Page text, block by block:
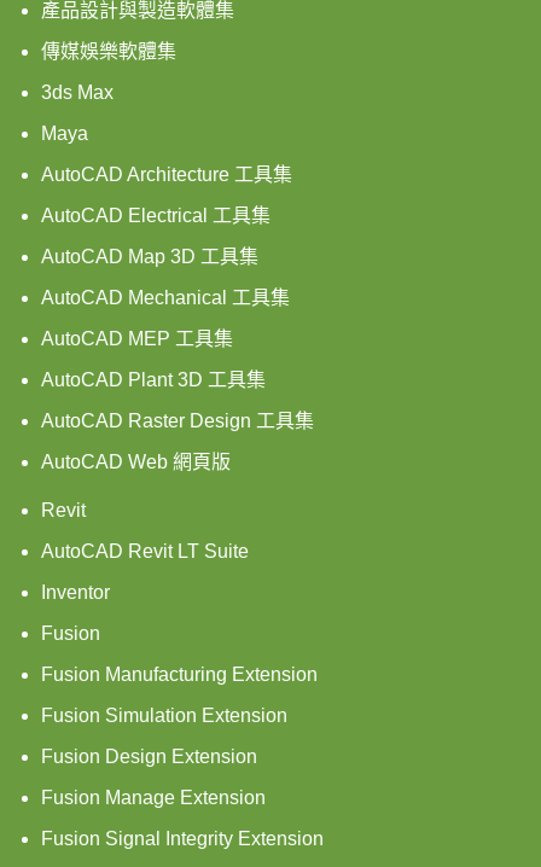
產品設計與製造軟體集
傳媒娛樂軟體集
3ds Max
Maya
AutoCAD Architecture 工具集
AutoCAD Electrical 工具集
AutoCAD Map 3D 工具集
AutoCAD Mechanical 工具集
AutoCAD MEP 工具集
AutoCAD Plant 3D 工具集
AutoCAD Raster Design 工具集
AutoCAD Web 網頁版
Revit
AutoCAD Revit LT Suite
Inventor
Fusion
Fusion Manufacturing Extension
Fusion Simulation Extension
Fusion Design Extension
Fusion Manage Extension
Fusion Signal Integrity Extension